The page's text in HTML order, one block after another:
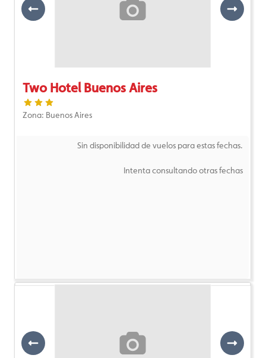
Previous Next
Two Hotel Buenos Aires
Zona: Buenos Aires
Sin disponibilidad de vuelos para estas fechas.
Intenta consultando otras fechas
Previous Next